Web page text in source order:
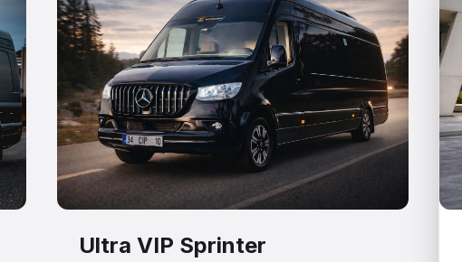
Ultra VIP Sprinter